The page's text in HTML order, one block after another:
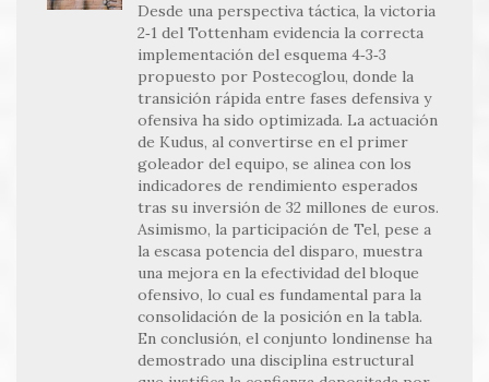
Desde una perspectiva táctica, la victoria
2‑1 del Tottenham evidencia la correcta
implementación del esquema 4‑3‑3
propuesto por Postecoglou, donde la
transición rápida entre fases defensiva y
ofensiva ha sido optimizada. La actuación
de Kudus, al convertirse en el primer
goleador del equipo, se alinea con los
indicadores de rendimiento esperados
tras su inversión de 32 millones de euros.
Asimismo, la participación de Tel, pese a
la escasa potencia del disparo, muestra
una mejora en la efectividad del bloque
ofensivo, lo cual es fundamental para la
consolidación de la posición en la tabla.
En conclusión, el conjunto londinense ha
demostrado una disciplina estructural